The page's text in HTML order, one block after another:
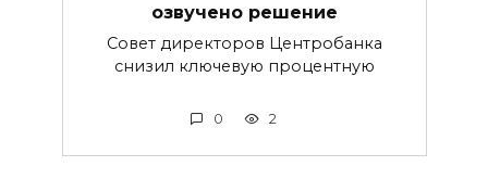
озвучено решение
Совет директоров Центробанка
снизил ключевую процентную
0 2